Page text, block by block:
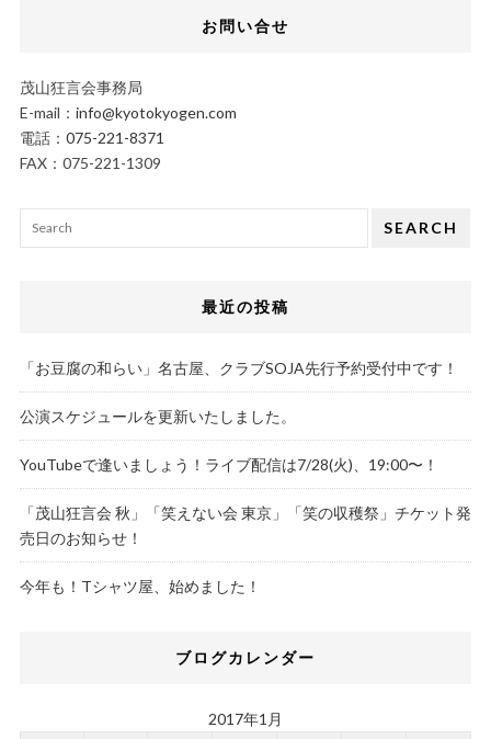
お問い合せ
茂山狂言会事務局
E-mail： info@kyotokyogen.com
電話： 075-221-8371
FAX：075-221-1309
SEARCH
最近の投稿
「お豆腐の和らい」名古屋、クラブSOJA先行予約受付中です！
公演スケジュールを更新いたしました。
YouTubeで逢いましょう！ライブ配信は7/28(火)、19:00〜！
「茂山狂言会 秋」「笑えない会 東京」「笑の収穫祭」チケット発
売日のお知らせ！
今年も！Tシャツ屋、始めました！
ブログカレンダー
2017年1月